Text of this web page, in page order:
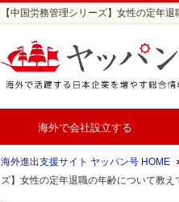
【中国労務管理シリーズ】女性の定年
海外で会社設立する
海外進出支援サイト ヤッパン号 HOME
ズ】女性の定年退職の年齢について教え